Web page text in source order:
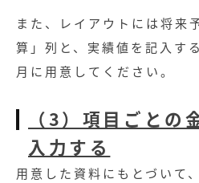
また、レイアウトには将来
算」列と、実績値を記入す
月に用意してください。
（3）項目ごとの
入力する
用意した資料にもとづいて